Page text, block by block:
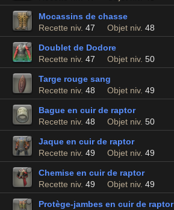
Mocassins de chasse
Recette niv. 47 Objet niv. 48
Doublet de Dodore
Recette niv. 47 Objet niv. 50
Targe rouge sang
Recette niv. 48 Objet niv. 49
Bague en cuir de raptor
Recette niv. 48 Objet niv. 50
Jaque en cuir de raptor
Recette niv. 49 Objet niv. 49
Chemise en cuir de raptor
Recette niv. 49 Objet niv. 49
Protège-jambes en cuir de raptor